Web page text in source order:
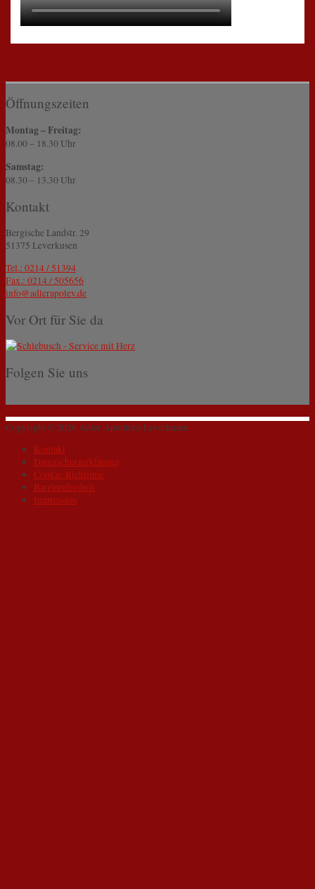
Öffnungszeiten
Montag – Freitag:
08.00 – 18.30 Uhr
Samstag:
08.30 – 13.30 Uhr
Kontakt
Bergische Landstr. 29
51375 Leverkusen
Tel.: 0214 / 51394
Fax.: 0214 / 505656
info@adlerapolev.de
Vor Ort für Sie da
Folgen Sie uns
Copyright © 2026Adler Apotheke Leverkusen
Kontakt
Datenschutzerklärung
Cookie-Richtlinie
Barrierefreiheit
Impressum